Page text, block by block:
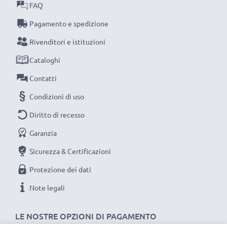
ufficio o in azienda: le nostre batterie ti dureranno
tantissimo!
Scegli CELLONIC, scegli la lunga durata, non fare
compromessi sulla qualità: ordina ora!
LE NOSTRE OPZIONI DI PAGAMENTO
FAQ
Pagamento e spedizione
Rivenditori e istituzioni
Cataloghi
Contatti
Condizioni di uso
Diritto di recesso
Garanzia
Sicurezza & Certificazioni
Protezione dei dati
Note legali